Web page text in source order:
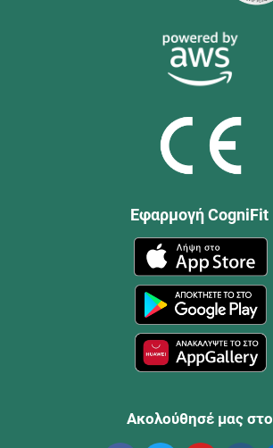
Εφαρμογή CogniFit
Ακολούθησέ μας στο